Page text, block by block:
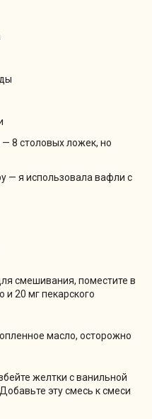
8 столовых ложек, но
— я использовала вафли с
смешивания, поместите в
и 20 мг пекарского
масло, осторожно
желтки с ванильной
эту смесь к смеси